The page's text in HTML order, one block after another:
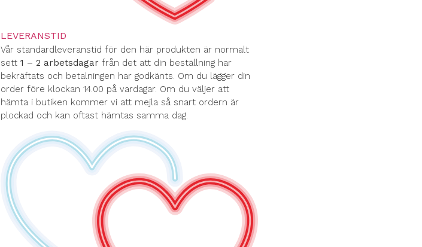
LEVERANSTID
Vår standardleveranstid för den här produkten är normalt
sett 1 – 2 arbetsdagar från det att din beställning har
bekräftats och betalningen har godkänts. Om du lägger din
order före klockan 14.00 på vardagar. Om du väljer att
hämta i butiken kommer vi att mejla så snart ordern är
plockad och kan oftast hämtas samma dag.